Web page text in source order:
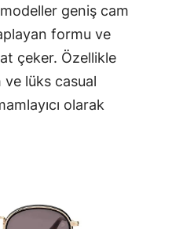
geniş cam
formu ve
çeker. Özellikle
ve lüks casual
olarak